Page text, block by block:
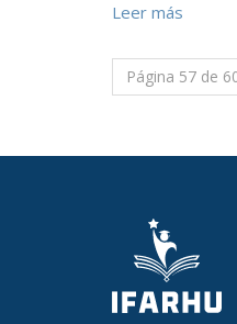
Leer más
Página 57 de